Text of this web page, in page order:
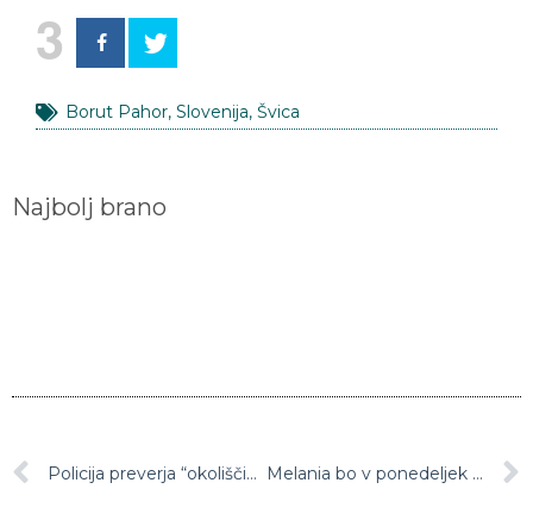
3
Borut Pahor, Slovenija, Švica
Najbolj brano
Policija preverja “okoliščine” odpisov dolga družbam v lasti družine Janković Melania bo v ponedeljek skupaj s šolarji mednarodne šole odprla borzno trgovanje na Wall Streetu, nekateri starši ogorčeni